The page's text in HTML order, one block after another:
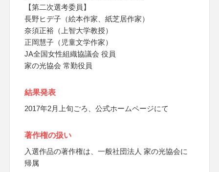
【第二次選考委員】
長野ヒデ子（絵本作家、紙芝居作家）
奈須正裕（上智大学教授）
正岡慧子（児童文学作家）
JA全国女性組織協議会 役員
家の光協会 常勤役員
結果発表
2017年2月上旬ごろ、公式ホームページにて
著作権の扱い
入選作品の著作権は、一般社団法人 家の光協会に
帰属